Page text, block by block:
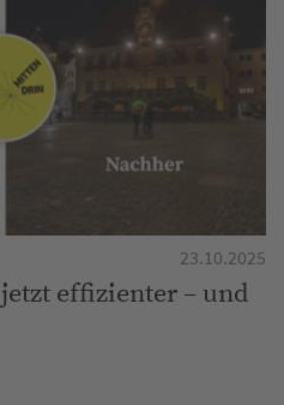
23.10.2025
effizienter – und